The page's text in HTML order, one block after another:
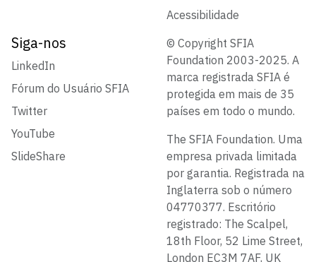
Acessibilidade
Siga-nos
LinkedIn
Fórum do Usuário SFIA
Twitter
YouTube
SlideShare
© Copyright SFIA
Foundation 2003-2025. A
marca registrada SFIA é
protegida em mais de 35
países em todo o mundo.
The SFIA Foundation. Uma
empresa privada limitada
por garantia. Registrada na
Inglaterra sob o número
04770377. Escritório
registrado: The Scalpel,
18th Floor, 52 Lime Street,
London EC3M 7AF, UK